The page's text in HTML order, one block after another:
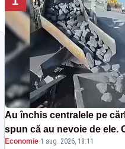
Au închis centralele pe
spun că au nevoie de ele.
pasează vina în plină criză
Economie·1 aug. 2026, 18:11